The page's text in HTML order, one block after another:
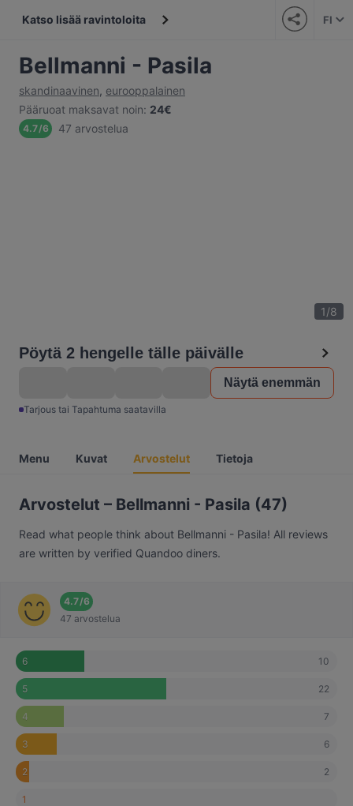
Katso lisää ravintoloita FI
Bellmanni - Pasila
skandinaavinen, eurooppalainen
Pääruoat maksavat noin: 24€
4.7/6 47 arvostelua
1/8
Pöytä 2 hengelle tälle päivälle
Näytä enemmän
Tarjous tai Tapahtuma saatavilla
Menu Kuvat Arvostelut Tietoja
Arvostelut – Bellmanni - Pasila (47)
Read what people think about Bellmanni - Pasila! All reviews
are written by verified Quandoo diners.
4.7/6
47 arvostelua
6 10
5 22
4 7
3 6
2 2
1